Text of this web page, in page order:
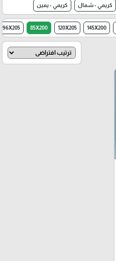
كريمي - شمال كريمي - يمين
145X200
120X205
85X200
96X205